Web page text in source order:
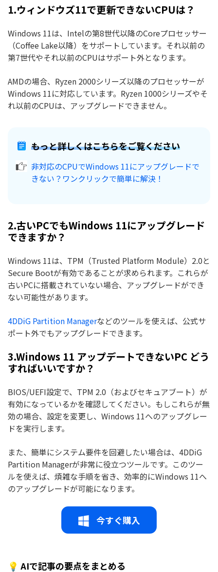
1.ウィンドウズ11で更新できないCPUは？
Windows 11は、Intelの第8世代以降のCoreプロセッサー
（Coffee Lake以降）をサポートしています。それ以前の
第7世代やそれ以前のCPUはサポート外となります。
AMDの場合、Ryzen 2000シリーズ以降のプロセッサーが
Windows 11に対応しています。Ryzen 1000シリーズやそ
れ以前のCPUは、アップグレードできません。
もっと詳しくはこちらをご覧ください
非対応のCPUでWindows 11にアップグレードで
きない？ワンクリックで簡単に解決！
2.古いPCでもWindows 11にアップグレード
できますか？
Windows 11は、TPM（Trusted Platform Module）2.0と
Secure Bootが有効であることが求められます。これらが
古いPCに搭載されていない場合、アップグレードができ
ない可能性があります。
4DDiG Partition Managerなどのツールを使えば、公式サ
ポート外でもアップグレードできます。
3.Windows 11 アップデートできないPC どう
すればいいですか？
BIOS/UEFI設定で、TPM 2.0（およびセキュアブート）が
有効になっているかを確認してください。もしこれらが無
効の場合、設定を変更し、Windows 11へのアップグレー
ドを実行します。
また、簡単にシステム要件を回避したい場合は、4DDiG
Partition Managerが非常に役立つツールです。このツー
ルを使えば、煩雑な手順を省き、効率的にWindows 11へ
のアップグレードが可能になります。
今すぐ購入
💡 AIで記事の要点をまとめる